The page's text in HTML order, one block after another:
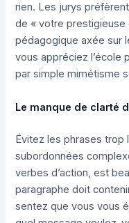
rien. Les jurys
de « votre
pédagogique axée sur
vous appréciez l’école
par simple mimétisme
Le manque de clarté
Évitez les phrases trop
subordonnées
verbes d’action, est
paragraphe doit
sentez que vous vous